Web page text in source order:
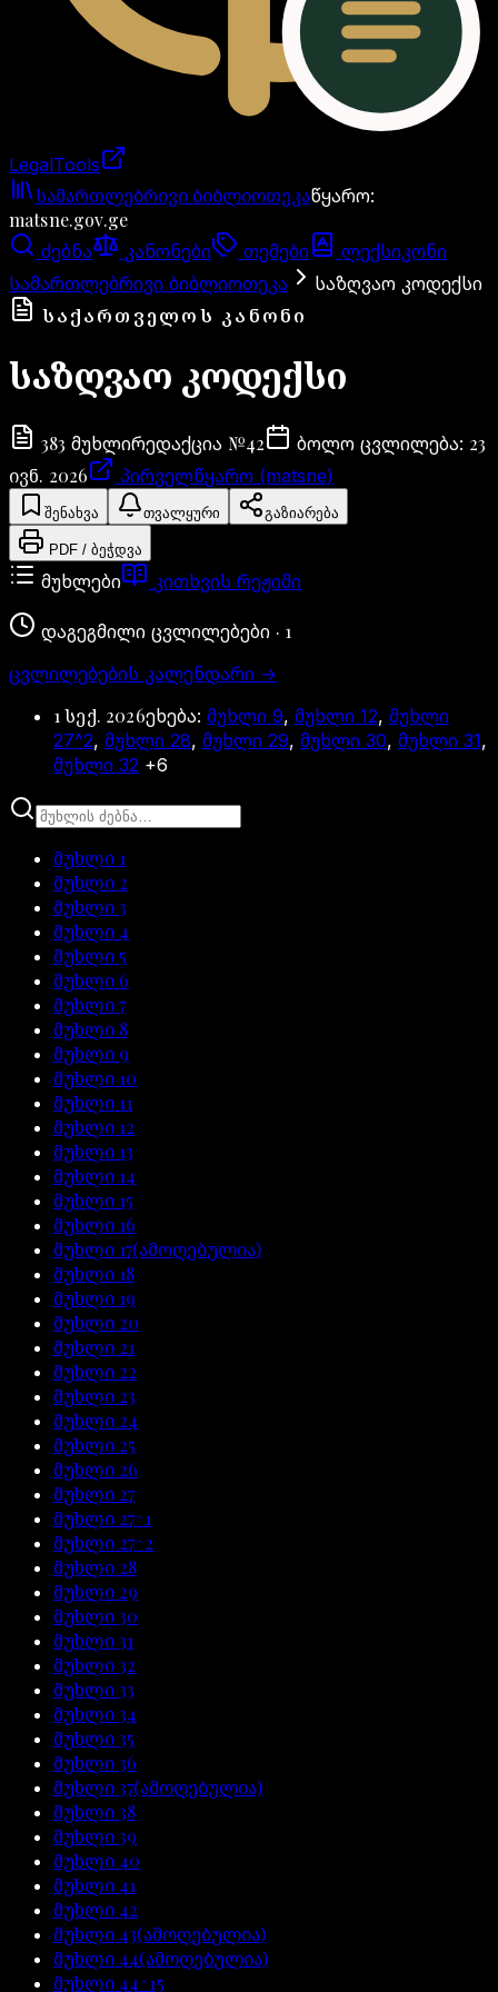
LegalTools
ანგარიში იტვირთება
სამართლებრივი ბიბლიოთეკაწყარო:
matsne.gov.ge
ძებნა კანონები თემები
ლექსიკონი
სამართლებრივი ბიბლიოთეკა
საზღვაო კოდექსი
ᲡᲐᲥᲐᲠᲗᲕᲔᲚᲝᲡ ᲙᲐᲜᲝᲜᲘ
საზღვაო კოდექსი
383 მუხლირედაქცია №42 ბოლო ცვლილება: 23
ივნ. 2026
პირველწყარო (matsne)
შენახვა თვალყური გაზიარება
PDF / ბეჭდვა
მუხლები კითხვის რეჟიმი
დაგეგმილი ცვლილებები · 1
ცვლილებების კალენდარი →
1 სექ. 2026ეხება: მუხლი 9, მუხლი 12, მუხლი
27^2, მუხლი 28, მუხლი 29, მუხლი 30, მუხლი 31,
მუხლი 32 +6
მუხლი 1
მუხლი 2
მუხლი3
მუხლი 4
მუხლი 5
მუხლი 6
მუხლი7
მუხლი 8
მუხლი 9
მუხლი 10
მუხლი 11
მუხლი 12
მუხლი 13
მუხლი 14
მუხლი 15
მუხლი 16
მუხლი 17(ამოღებულია)
მუხლი 18
მუხლი 19
მუხლი 20
მუხლი 21
მუხლი 22
მუხლი 23
მუხლი 24
მუხლი 25
მუხლი 26
მუხლი 27
მუხლი 27^1
მუხლი 27^2
მუხლი 28
მუხლი 29
მუხლი30
მუხლი31
მუხლი32
მუხლი33
მუხლი34
მუხლი35
მუხლი36
მუხლი37(ამოღებულია)
მუხლი38
მუხლი39
მუხლი 40
მუხლი 41
მუხლი 42
მუხლი 43(ამოღებულია)
მუხლი 44(ამოღებულია)
მუხლი 44^15